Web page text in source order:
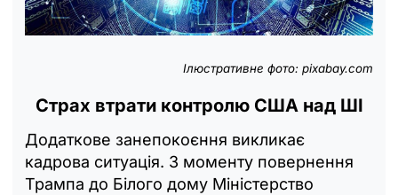
Ілюстративне фото: pixabay.com
Страх втрати контролю США над ШІ
Додаткове занепокоєння викликає
кадрова ситуація. З моменту повернення
Трампа до Білого дому Міністерство